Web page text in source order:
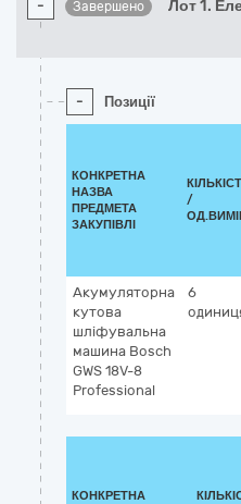
- Завершено Лот 1.
- Позиції
КОНКРЕТНА
НАЗВА
ПРЕДМЕТА
ЗАКУПІВЛІ
/
Акумуляторна
кутова
шліфувальна
машина Bosch
GWS 18V-8
Professional
6
КОНКРЕТНА